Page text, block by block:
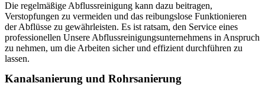
Die regelmäßige Abflussreinigung kann dazu beitragen,
Verstopfungen zu vermeiden und das reibungslose Funktionieren
der Abflüsse zu gewährleisten. Es ist ratsam, den Service eines
professionellen Unsere Abflussreinigungsunternehmens in Anspruch
zu nehmen, um die Arbeiten sicher und effizient durchführen zu
lassen.
Kanalsanierung und Rohrsanierung